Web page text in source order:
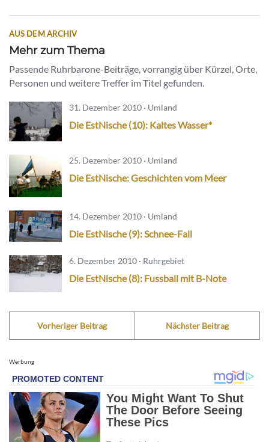
AUS DEM ARCHIV
Mehr zum Thema
Passende Ruhrbarone-Beiträge, vorrangig über Kürzel, Orte,
Personen und weitere Treffer im Titel gefunden.
31. Dezember 2010 · Umland
Die EstNische (10): Kaltes Wasser*
25. Dezember 2010 · Umland
Die EstNische: Geschichten vom Meer
14. Dezember 2010 · Umland
Die EstNische (9): Schnee-Fall
6. Dezember 2010 · Ruhrgebiet
Die EstNische (8): Fussball mit B-Note
Vorheriger Beitrag Nächster Beitrag
Werbung